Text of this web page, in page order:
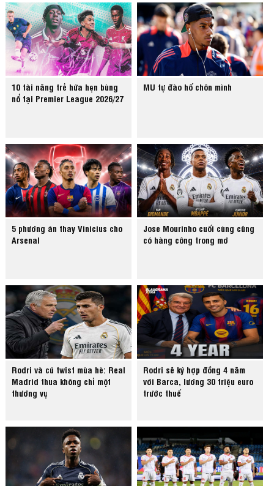
10 tài năng trẻ hứa hẹn bùng
nổ tại Premier League 2026/27
MU tự đào hố chôn mình
5 phương án thay Vinicius cho
Arsenal
Jose Mourinho cuối cùng cũng
có hàng công trong mơ
Rodri và cú twist mùa hè: Real
Madrid thua không chỉ một
thương vụ
Rodri sẽ ký hợp đồng 4 năm
với Barca, lương 30 triệu euro
trước thuế